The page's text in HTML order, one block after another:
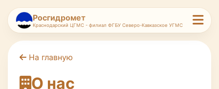
Росгидромет
Краснодарский ЦГМС - филиал ФГБУ Северо-Кавказское УГМС
На главную
О нас